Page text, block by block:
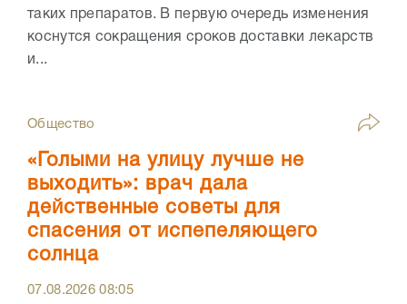
таких препаратов. В первую очередь изменения
коснутся сокращения сроков доставки лекарств
и...
Общество
«Голыми на улицу лучше не
выходить»: врач дала
действенные советы для
спасения от испепеляющего
солнца
07.08.202608:05